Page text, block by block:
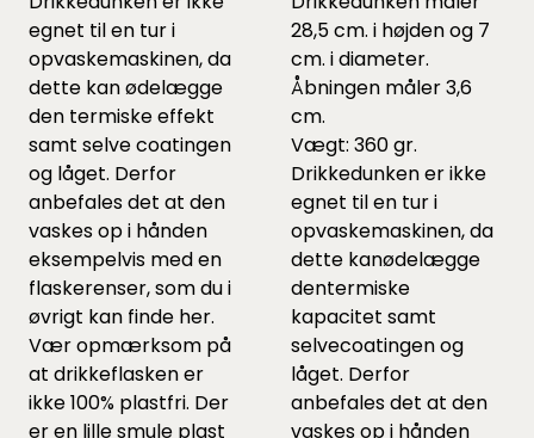
egnet til en tur i
opvaskemaskinen, da
dette kan ødelægge
den termiske effekt
samt selve coatingen
og låget. Derfor
anbefales det at den
vaskes op i hånden
eksempelvis med en
flaskerenser, som du i
øvrigt kan finde her.
Vær opmærksom på
at drikkeflasken er
ikke 100% plastfri. Der
er en lille smule plast
28,5 cm. i højden og 7
cm. i diameter.
Åbningen måler 3,6
cm.
Vægt: 360 gr.
Drikkedunken er ikke
egnet til en tur i
opvaskemaskinen, da
dette kanødelægge
dentermiske
kapacitet samt
selvecoatingen og
låget. Derfor
anbefales det at den
vaskes op i hånden